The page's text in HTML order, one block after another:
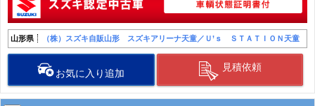
山形県 （株）スズキ自販山形 スズキアリーナ天童／Ｕ’ｓ ＳＴＡＴＩＯＮ天童
お気に入り追加
見積依頼